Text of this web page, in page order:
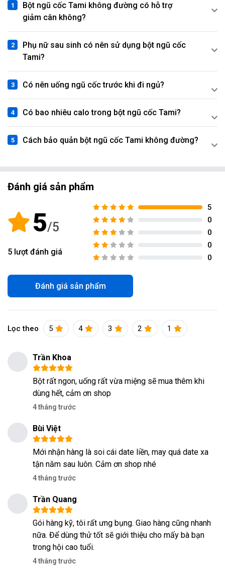
Bột ngũ cốc Tami không đường có hỗ trợ
giảm cân không?
Phụ nữ sau sinh có nên sử dụng bột ngũ cốc
Tami?
Có nên uống ngũ cốc trước khi đi ngủ?
Có bao nhiêu calo trong bột ngũ cốc Tami?
Cách bảo quản bột ngũ cốc Tami không đường?
Đánh giá sản phẩm
5
5 lượt đánh giá
5
0
0
0
0
Đánh giá sản phẩm
Lọc theo 5 4 3 2 1
Trần Khoa
Bột rất ngon, uống rất vừa miệng sẽ mua thêm khi
dùng hết, cảm ơn shop
4 tháng trước
Bùi Việt
Mới nhận hàng là soi cái date liền, may quá date xa
tận năm sau luôn. Cảm ơn shop nhé
4 tháng trước
Trần Quang
Gói hàng kỹ, tôi rất ưng bụng. Giao hàng cũng nhanh
nữa. Để dùng thử tốt sẽ giới thiệu cho mấy bà bạn
trong hội cao tuổi.
4 tháng trước
2 Đang diễn ra